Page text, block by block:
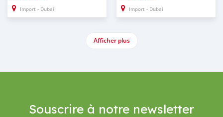
Import - Dubai Import - Dubai
Afficher plus
Souscrire à notre newsletter